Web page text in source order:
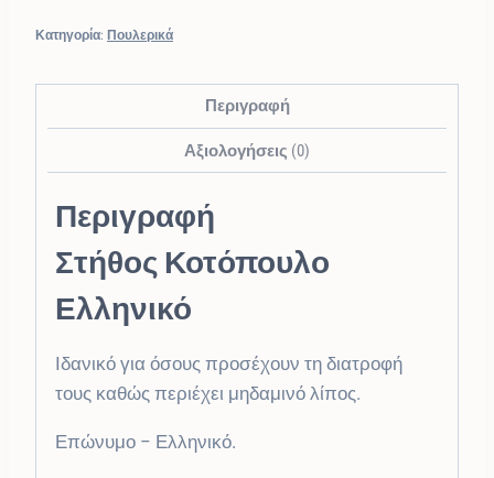
Κατηγορία: Πουλερικά
Περιγραφή
Αξιολογήσεις (0)
Περιγραφή
Στήθος Κοτόπουλο
Ελληνικό
Ιδανικό για όσους προσέχουν τη διατροφή
τους καθώς περιέχει μηδαμινό λίπος.
Επώνυμο – Ελληνικό.